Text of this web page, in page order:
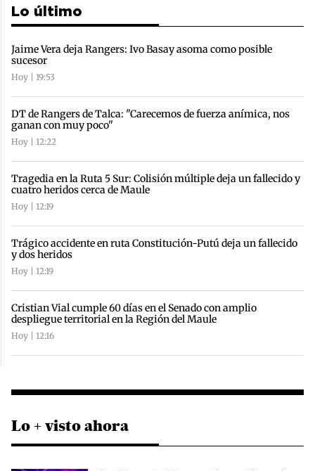
Lo último
Jaime Vera deja Rangers: Ivo Basay asoma como posible
sucesor
Hoy | 19:53
DT de Rangers de Talca: "Carecemos de fuerza anímica, nos
ganan con muy poco"
Hoy | 12:22
Tragedia en la Ruta 5 Sur: Colisión múltiple deja un fallecido y
cuatro heridos cerca de Maule
Hoy | 12:19
Trágico accidente en ruta Constitución-Putú deja un fallecido
y dos heridos
Hoy | 12:19
Cristian Vial cumple 60 días en el Senado con amplio
despliegue territorial en la Región del Maule
Hoy | 12:16
Lo + visto ahora